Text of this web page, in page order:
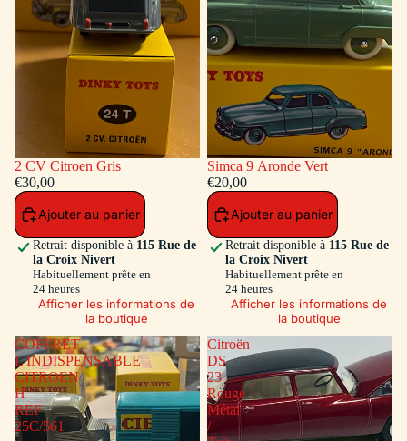
2 CV Citroen Gris
€30,00
Ajouter au panier
Retrait disponible à 115 Rue de
la Croix Nivert
Habituellement prête en
24 heures
Afficher les informations de
la boutique
Simca 9 Aronde Vert
€20,00
Ajouter au panier
Retrait disponible à 115 Rue de
la Croix Nivert
Habituellement prête en
24 heures
Afficher les informations de
la boutique
COFFRET
L'INDISPENSABLE
CITROEN
H
REF
25C/561
Citroën
DS
23
Rouge
Métal
/